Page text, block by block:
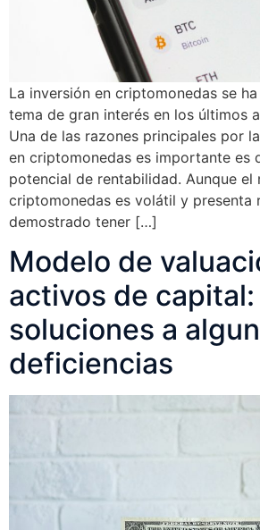
La inversión en criptomonedas se
tema de gran interés en los últimos
Una de las razones principales por
en criptomonedas es importante es
potencial de rentabilidad. Aunque el
criptomonedas es volátil y presenta
demostrado tener […]
Modelo de
activos de
soluciones a
deficiencias